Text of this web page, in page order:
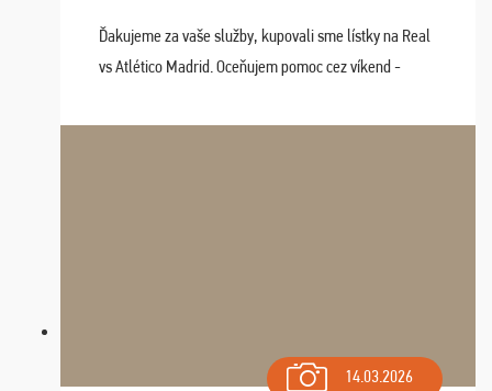
Ďakujeme za vaše služby, kupovali sme lístky na Real
vs Atlético Madrid. Oceňujem pomoc cez víkend -
spokojnosti. Sedenie bolo dobré, štadión Barnabéu ...
14.03.2026